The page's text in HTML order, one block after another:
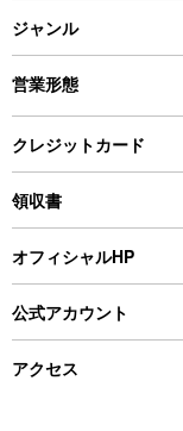
ジャンル
営業形態
クレジットカード
領収書
オフィシャルHP
公式アカウント
アクセス